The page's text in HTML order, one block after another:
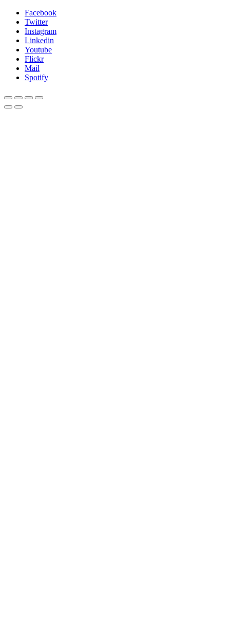
Facebook
Twitter
Instagram
Linkedin
Youtube
Flickr
Mail
Spotify